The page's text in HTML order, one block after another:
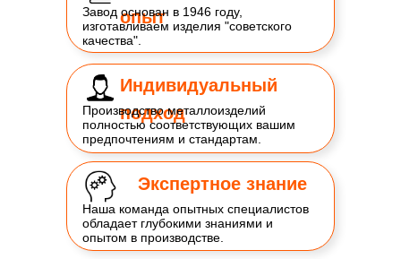
опыт
Завод основан в 1946 году,
изготавливаем изделия "советского
качества".
Индивидуальный
подход
Производство металлоизделий
полностью соответствующих вашим
предпочтениям и стандартам.
Экспертное знание
Наша команда опытных специалистов
обладает глубокими знаниями и
опытом в производстве.